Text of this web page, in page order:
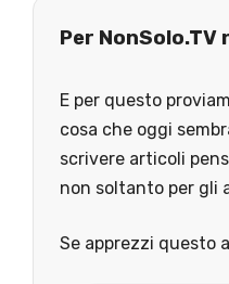
Per NonSolo.TV
E per questo
cosa che oggi
scrivere articoli
non soltanto per gli
Se apprezzi questo